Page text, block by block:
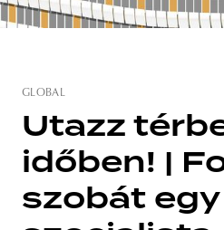
budapest poland
GLOBAL
Utazz
időben! |
szobát egy